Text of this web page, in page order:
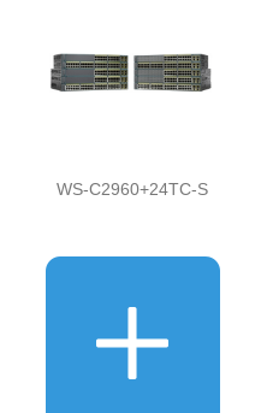
WS-C2960+24TC-S